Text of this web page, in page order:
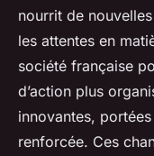
nourrit de
les attentes en
société française
d’action plus
innovantes,
renforcée. Ces